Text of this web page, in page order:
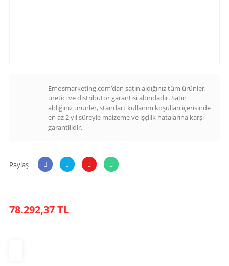
Emosmarketing.com’dan satın aldığınız tüm ürünler,
üretici ve distribütör garantisi altındadır. Satın
aldığınız ürünler, standart kullanım koşulları içerisinde
en az 2 yıl süreyle malzeme ve işçilik hatalarına karşı
garantilidir.
Paylaş
78.292,37 TL